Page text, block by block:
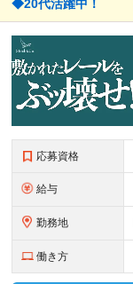
◆20代活躍中！
応募資格
給与
勤務地
働き方